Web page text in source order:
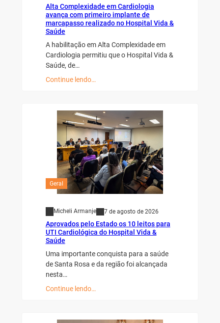
Alta Complexidade em Cardiologia
avança com primeiro implante de
marcapasso realizado no Hospital Vida &
Saúde
A habilitação em Alta Complexidade em
Cardiologia permitiu que o Hospital Vida &
Saúde, de…
Continue lendo…
Geral
Micheli Armanje 7 de agosto de 2026
Aprovados pelo Estado os 10 leitos para
UTI Cardiológica do Hospital Vida &
Saúde
Uma importante conquista para a saúde
de Santa Rosa e da região foi alcançada
nesta…
Continue lendo…